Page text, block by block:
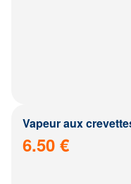
Vapeur aux
6.50 €